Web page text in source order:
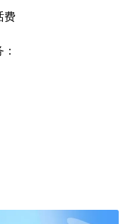
费